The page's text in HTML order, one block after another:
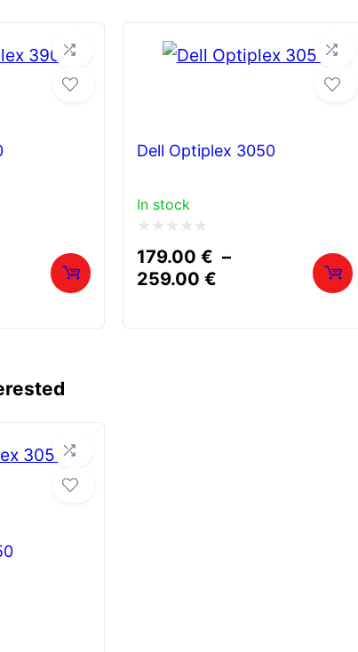
€
Dell Optiplex 3050
In stock
Note
0
179.00 € –
259.00 €